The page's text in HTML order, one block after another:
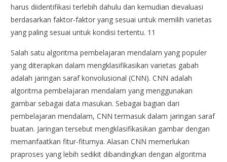
harus diidentifikasi terlebih dahulu dan kemudian dievaluasi
berdasarkan faktor-faktor yang sesuai untuk memilih varietas
yang paling sesuai untuk kondisi tertentu. 11
Salah satu algoritma pembelajaran mendalam yang populer
yang diterapkan dalam mengklasifikasikan varietas gabah
adalah jaringan saraf konvolusional (CNN). CNN adalah
algoritma pembelajaran mendalam yang menggunakan
gambar sebagai data masukan. Sebagai bagian dari
pembelajaran mendalam, CNN termasuk dalam jaringan saraf
buatan. Jaringan tersebut mengklasifikasikan gambar dengan
memanfaatkan fitur-fiturnya. Alasan CNN memerlukan
praproses yang lebih sedikit dibandingkan dengan algoritma